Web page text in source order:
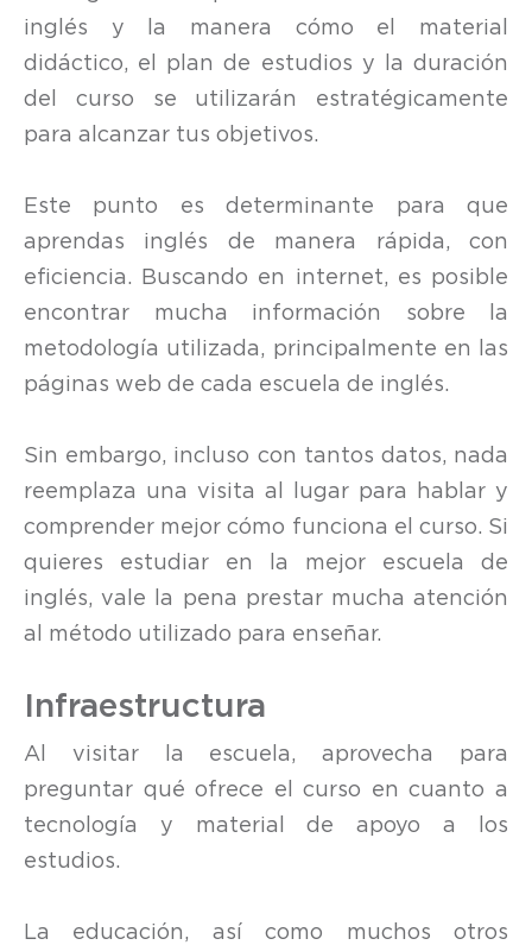
inglés y la manera cómo el material
didáctico, el plan de estudios y la duración
del curso se utilizarán estratégicamente
para alcanzar tus objetivos.
Este punto es determinante para que
aprendas inglés de manera rápida, con
eficiencia. Buscando en internet, es posible
encontrar mucha información sobre la
metodología utilizada, principalmente en las
páginas web de cada escuela de inglés.
Sin embargo, incluso con tantos datos, nada
reemplaza una visita al lugar para hablar y
comprender mejor cómo funciona el curso. Si
quieres estudiar en la mejor escuela de
inglés, vale la pena prestar mucha atención
al método utilizado para enseñar.
Infraestructura
Al visitar la escuela, aprovecha para
preguntar qué ofrece el curso en cuanto a
tecnología y material de apoyo a los
estudios.
La educación, así como muchos otros